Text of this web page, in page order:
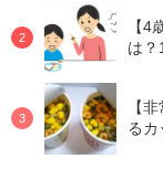
【4
は？
【
るカ